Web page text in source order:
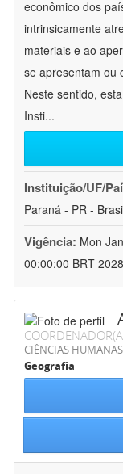
econômico dos
intrinsicamente
materiais e ao
se apresentam ou
Neste sentido,
Insti...
Instituição/UF/
Paraná - PR -
Vigência: Mon
00:00:00 BRT 2028
CIÊNCIAS HUMANAS
Geografia